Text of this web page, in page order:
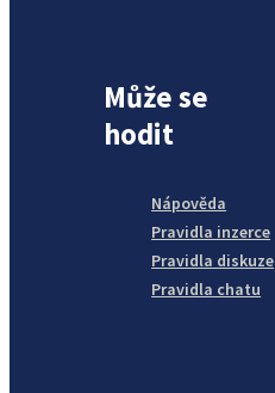
Může se
hodit
Nápověda
Pravidla inzerce
Pravidla diskuze
Pravidla chatu